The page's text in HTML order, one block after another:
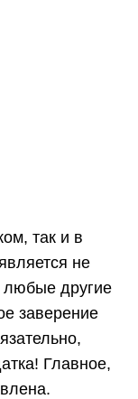
так и в
не
другие
заверение
Главное,